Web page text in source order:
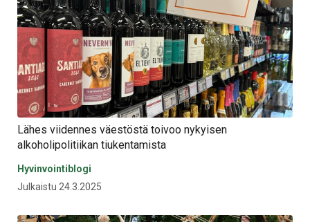
Lähes viidennes väestöstä toivoo nykyisen
alkoholipolitiikan tiukentamista
Hyvinvointiblogi
Julkaistu 24.3.2025